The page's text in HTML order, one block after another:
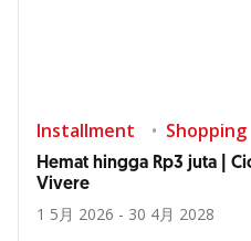
Installment Shopping
Hemat hingga Rp3 juta |
Vivere
1 5月 2026 - 30 4月 2028